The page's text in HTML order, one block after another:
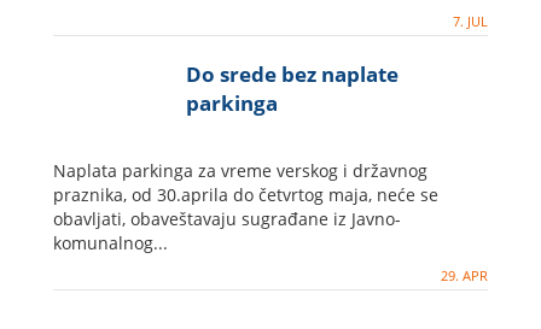
7. JUL
Do srede bez naplate
parkinga
Naplata parkinga za vreme verskog i državnog
praznika, od 30.aprila do četvrtog maja, neće se
obavljati, obaveštavaju sugrađane iz Javno-
komunalnog...
29. APR